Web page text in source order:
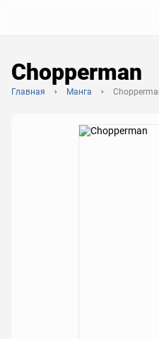
Chopperman
Главная Манга